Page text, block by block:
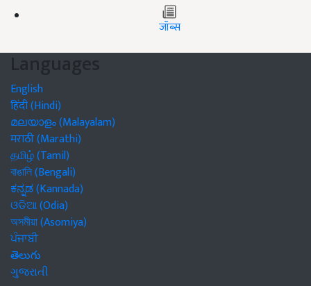
जॉब्स
Languages
English
हिंदी (Hindi)
മലയാളം (Malayalam)
मराठी (Marathi)
தமிழ் (Tamil)
বাঙালি (Bengali)
ಕನ್ನಡ (Kannada)
ଓଡିଆ (Odia)
অসমীয়া (Asomiya)
ਪੰਜਾਬੀ
తెలుగు
ગુજરાતી